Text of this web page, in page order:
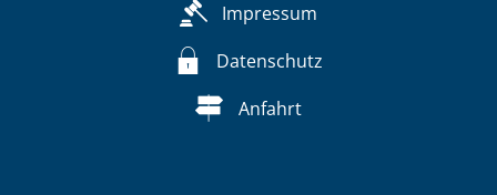
Impressum
Datenschutz
Anfahrt